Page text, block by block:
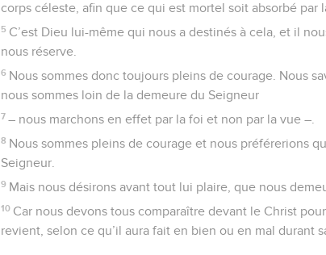
corps céleste, afin que ce qui est mortel soit absorbé par
5 C’est Dieu lui-même qui nous a destinés à cela, et il
nous réserve.
6 Nous sommes donc toujours pleins de courage. Nous
nous sommes loin de la demeure du Seigneur
7 – nous marchons en effet par la foi et non par la vue –.
8 Nous sommes pleins de courage et nous préférerions
Seigneur.
9 Mais nous désirons avant tout lui plaire, que nous
10 Car nous devons tous comparaître devant le Christ
revient, selon ce qu’il aura fait en bien ou en mal durant